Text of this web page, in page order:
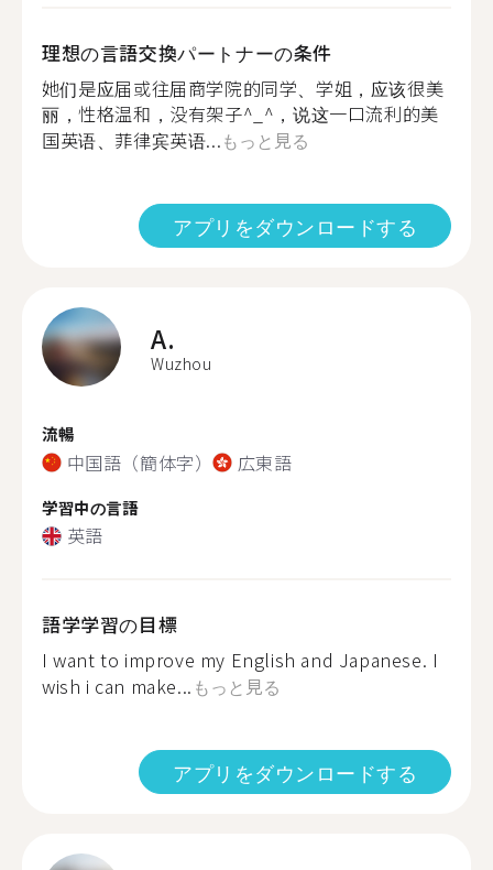
理想の言語交換パートナーの条件
她们是应届或往届商学院的同学、学姐，应该很美
丽，性格温和，没有架子^_^，说这一口流利的美
国英语、菲律宾英语...もっと見る
アプリをダウンロードする
A.
Wuzhou
流暢
中国語（簡体字） 広東語
学習中の言語
英語
語学学習の目標
I want to improve my English and Japanese. I
wish i can make... もっと見る
アプリをダウンロードする